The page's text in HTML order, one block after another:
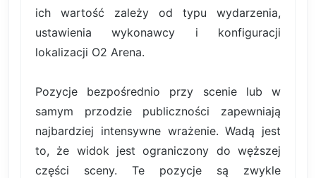
ich wartość zależy od typu wydarzenia,
ustawienia wykonawcy i konfiguracji
lokalizacji O2 Arena.
Pozycje bezpośrednio przy scenie lub w
samym przodzie publiczności zapewniają
najbardziej intensywne wrażenie. Wadą jest
to, że widok jest ograniczony do węższej
części sceny. Te pozycje są zwykle